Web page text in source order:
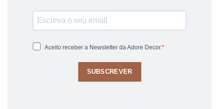
Aceito receber a Newsletter da Adore Decor.
SUBSCREVER